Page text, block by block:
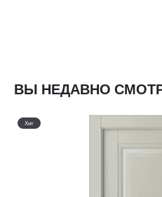
ВЫ НЕДАВНО
Хит